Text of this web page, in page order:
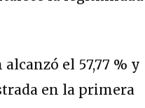
el 57,77 % y
en la primera